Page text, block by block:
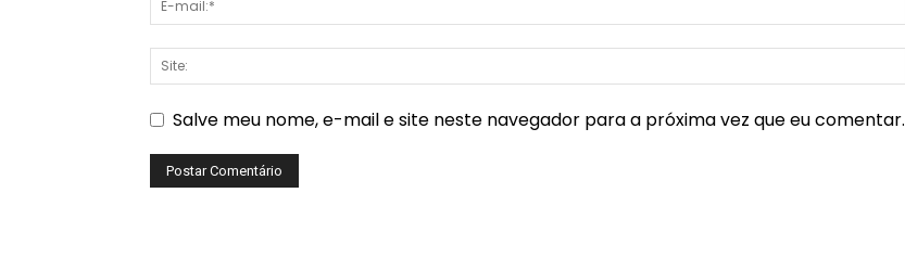
Salve meu nome, e-mail e site neste navegador para a próxima vez que eu comentar.